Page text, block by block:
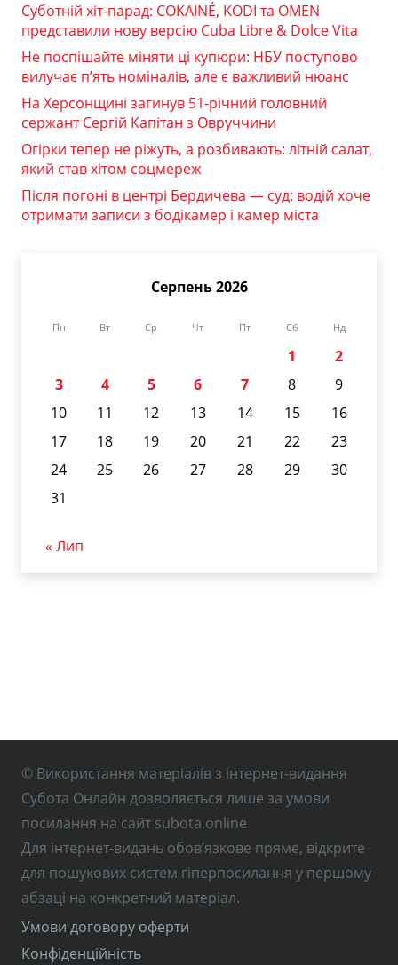
Суботній хіт-парад: COKAINÉ, KODI та OMEN
представили нову версію Cuba Libre & Dolce Vita
Не поспішайте міняти ці купюри: НБУ поступово
вилучає п’ять номіналів, але є важливий нюанс
На Херсонщині загинув 51-річний головний
сержант Сергій Капітан з Овруччини
Огірки тепер не ріжуть, а розбивають: літній салат,
який став хітом соцмереж
Після погоні в центрі Бердичева — суд: водій хоче
отримати записи з бодікамер і камер міста
Серпень 2026
Пн Вт Ср Чт Пт Сб Нд
1
2
3
4 5 6 7 8
9
10
11 12 13 14 15
16
17
18 19 20 21 22
23
24
25 26 27 28 29
30
31
« Лип
© Використання матеріалів з інтернет-видання
Субота Онлайн дозволяється лише за умови
посилання на сайт subota.online
Для інтернет-видань обов’язкове пряме, відкрите
для пошукових систем гіперпосилання у першому
абзаці на конкретний матеріал.
Умови договору оферти
Конфіденційність